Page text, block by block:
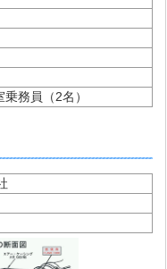
務員（2名）